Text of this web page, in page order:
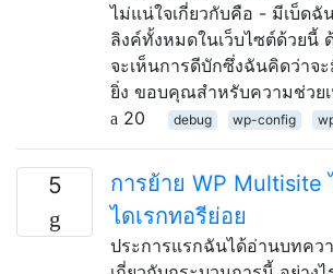
ไม่แน่ใจเกี่ยวกับคือ - มีเบ็ดฉั
ลิงค์ทั้งหมดในเว็บไซต์ด้วยนี้
จะเห็นการดีบักซึ่งฉันคิดว่าจ
ยิ่ง ขอบคุณสำหรับความช่วยเ
20
debug wp-config
5
การย้าย WP Multisite
ไดเรกทอรีย่อย
ประการแรกฉันได้อ่านบทคว